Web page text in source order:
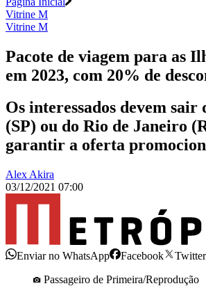
Vitrine M
Vitrine M
Pacote de viagem para as
em 2023, com 20% de
Os interessados devem sair
(SP) ou do Rio de Janeiro
garantir a oferta
Alex Akira
03/12/2021 07:00
Enviar no WhatsApp Facebook
Twitter
Passageiro de Primeira/Reprodução